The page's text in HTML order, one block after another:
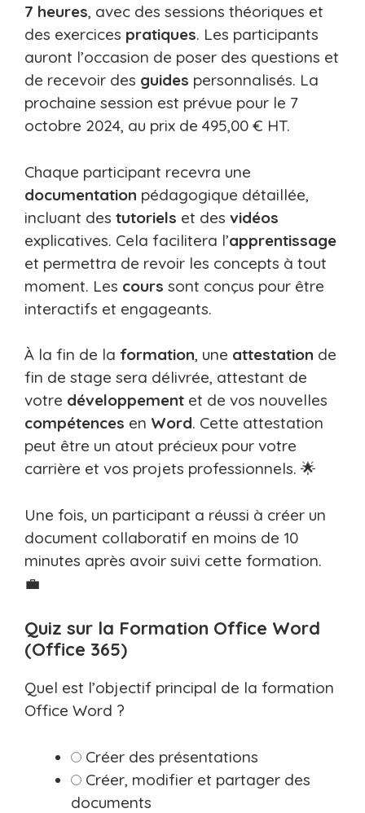
7 heures, avec des sessions théoriques et
des exercices pratiques. Les participants
auront l’occasion de poser des questions et
de recevoir des guides personnalisés. La
prochaine session est prévue pour le 7
octobre 2024, au prix de 495,00 € HT.
Chaque participant recevra une
documentation pédagogique détaillée,
incluant des tutoriels et des vidéos
explicatives. Cela facilitera l’apprentissage
et permettra de revoir les concepts à tout
moment. Les cours sont conçus pour être
interactifs et engageants.
À la fin de la formation, une attestation de
fin de stage sera délivrée, attestant de
votre développement et de vos nouvelles
compétences en Word. Cette attestation
peut être un atout précieux pour votre
carrière et vos projets professionnels. 🌟
Une fois, un participant a réussi à créer un
document collaboratif en moins de 10
minutes après avoir suivi cette formation.
💼
Quiz sur la Formation Office Word
(Office 365)
Quel est l’objectif principal de la formation
Office Word ?
Créer des présentations
Créer, modifier et partager des
documents